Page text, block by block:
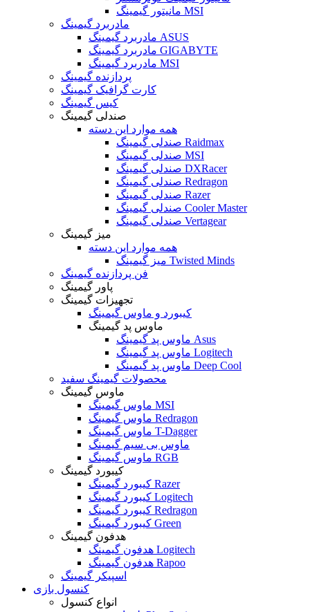
مانیتور گیمینگ MSI
مادربرد گیمینگ
مادربرد گیمینگ ASUS
مادربرد گیمینگ GIGABYTE
مادربرد گیمینگ MSI
پردازنده گیمینگ
کارت گرافیک گیمینگ
کیس گیمینگ
صندلی گیمینگ
همه موارد این دسته
صندلی گیمینگ Raidmax
صندلی گیمینگ MSI
صندلی گیمینگ DXRacer
صندلی گیمینگ Redragon
صندلی گیمینگ Razer
صندلی گیمینگ Cooler Master
صندلی گیمینگ Vertagear
میز گیمینگ
همه موارد این دسته
میز گیمینگ Twisted Minds
فن پردازنده گیمینگ
پاور گیمینگ
تجهیزات گیمینگ
کیبورد و ماوس گیمینگ
ماوس پد گیمینگ
ماوس پد گیمینگ Asus
ماوس پد گیمینگ Logitech
ماوس پد گیمینگ Deep Cool
محصولات گیمینگ سفید
ماوس گیمینگ
ماوس گیمینگ MSI
ماوس گیمینگ Redragon
ماوس گیمینگ T-Dagger
ماوس بی سیم گیمینگ
ماوس گیمینگ RGB
کیبورد گیمینگ
کیبورد گیمینگ Razer
کیبورد گیمینگ Logitech
کیبورد گیمینگ Redragon
کیبورد گیمینگ Green
هدفون گیمینگ
هدفون گیمینگ Logitech
هدفون گیمینگ Rapoo
اسپیکر گیمینگ
کنسول بازی
انواع کنسول